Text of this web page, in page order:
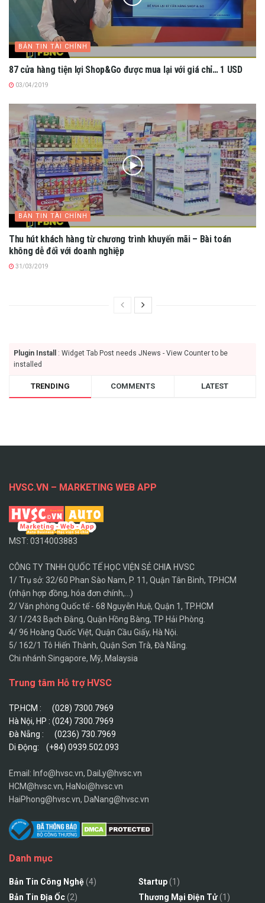
BẢN TIN TÀI CHÍNH
87 cửa hàng tiện lợi Shop&Go được mua lại với giá chỉ… 1 USD
03/04/2019
BẢN TIN TÀI CHÍNH
Thu hút khách hàng từ chương trình khuyến mãi – Bài toán
không dễ đối với doanh nghiệp
31/03/2019
Plugin Install
: Widget Tab Post needs JNews - View Counter to be
installed
TRENDING COMMENTS LATEST
HVSC.VN – MARKETING WEB APP
MST: 0314003883
CÔNG TY TNHH QUỐC TẾ HỌC VIỆN SẺ CHIA HVSC
1/ Trụ sở: 32/60 Phan Sào Nam, P. 11, Quận Tân Bình, TP.HCM
(nhận hợp đồng, hóa đơn chính,...)
2/ Văn phòng Quốc tế - 68 Nguyễn Huệ, Quận 1, TP.HCM
3/ 1/243 Bạch Đằng, Quận Hồng Bàng, TP Hải Phòng.
4/ 96 Hoàng Quốc Việt, Quận Cầu Giấy, Hà Nội.
5/ 162/1 Tô Hiến Thành, Quận Sơn Trà, Đà Nẵng.
Chi nhánh Singapore, Mỹ, Malaysia
Trung tâm Hỗ trợ HVSC
TP.HCM : (028) 7300.7969
Hà Nội, HP : (024) 7300.7969
Đà Nẵng : (0236) 730.7969
Di Động: (+84) 0939.502.093
Email: Info@hvsc.vn, DaiLy@hvsc.vn
HCM@hvsc.vn, HaNoi@hvsc.vn
HaiPhong@hvsc.vn, DaNang@hvsc.vn
Danh mục
Bản Tin Công Nghệ(4)
Bản Tin Địa Ốc(2)
Startup(1)
Thương Mại Điện Tử(1)